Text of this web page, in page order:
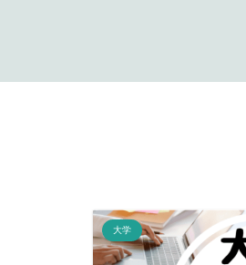
大学